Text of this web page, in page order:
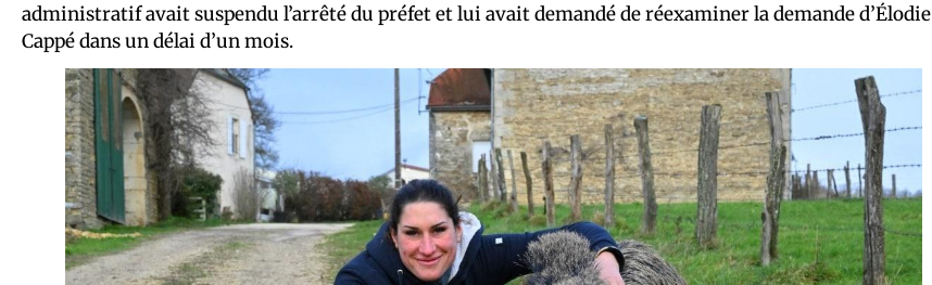
administratif avait suspendu l’arrêté du préfet et lui avait demandé de réexaminer la demande d’Élodie
Cappé dans un délai d’un mois.